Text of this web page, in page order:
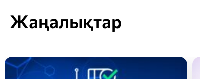
Жаңалықтар